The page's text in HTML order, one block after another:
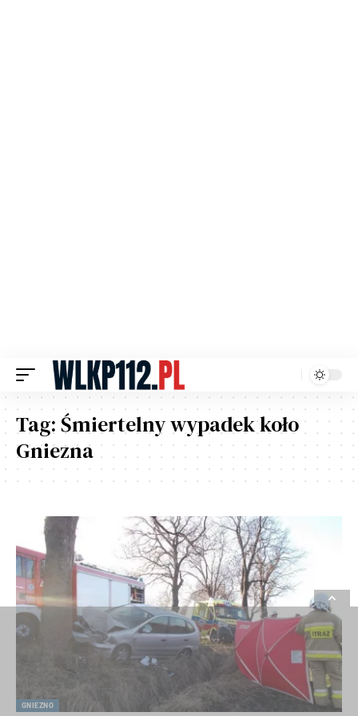
Tag:Śmiertelny wypadek koło
Gniezna
GNIEZNO